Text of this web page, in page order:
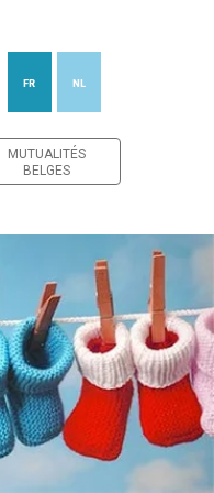
FR NL
MUTUALITÉS
BELGES